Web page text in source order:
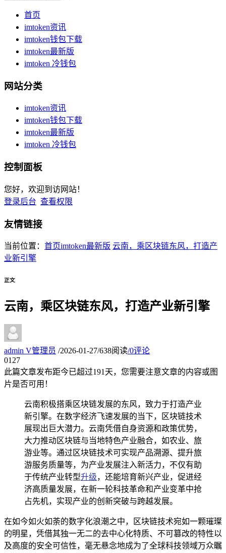
首页
imtoken资讯
imtoken钱包下载
imtoken最新版
imtoken 冷钱包
网站分类
imtoken资讯
imtoken钱包下载
imtoken最新版
imtoken 冷钱包
控制面板
您好，欢迎到访网站！
登录后台 查看权限
友情链接
当前位置： 首页imtoken最新版 云南，乘区块链东风，打造产
业新引擎
正文
云南，乘区块链东风，打造产业新引擎
admin V管理员 /2026-01-27/638阅读/0评论
01 27
此篇文章发布距今已超过191 天，您需要注意文章的内容或图
片是否可用！
云南积极搭乘区块链发展的东风，致力于打造产业
新引擎。在数字经济飞速发展的当下，区块链技术
展现出巨大潜力。云南凭借自身资源和政策优势，
大力推动区块链与当地特色产业融合，如农业、旅
游业等。通过区块链技术可实现产品溯源、提升旅
游服务质量等，为产业发展注入新活力，不仅有助
于传统产业转型升级，还能培育新兴产业，促进经
济高质量发展，在新一轮科技革命和产业变革中抢
占先机，实现产业的创新突破与跨越发展。
在如今如火如荼的数字化浪潮之中，区块链技术宛如一颗璀璨
的明星，凭借其独一无二的去中心化特质、不可篡改的特性以
及高度的安全可信性，毫无悬念地成为了全球科技领域万众瞩